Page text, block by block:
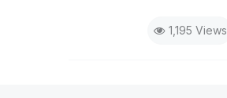
1,195 Views